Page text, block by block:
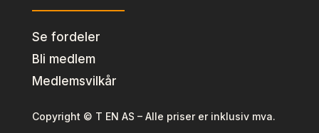
Se fordeler
Bli medlem
Medlemsvilkår
Copyright © T EN AS – Alle priser er inklusiv mva.